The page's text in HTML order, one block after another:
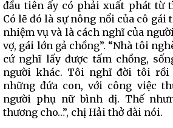
đầu tiên ấy có phải xuất phát từ
Có lẽ đó là sự nông nổi của cô gái
nhiệm vụ và là cách nghĩ của
vợ, gái lớn gả chồng”. “Nhà tôi
cứ nghĩ lấy được tấm chồng,
người khác. Tôi nghĩ đời tôi rồi
những đứa con, với công việc
người phụ nữ bình dị. Thế
thương cho…”, chị Hải thở dài nói.